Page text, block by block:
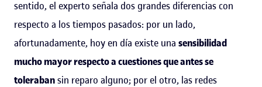
sentido, el experto señala dos grandes diferencias con
respecto a los tiempos pasados: por un lado,
afortunadamente, hoy en día existe una sensibilidad
mucho mayor respecto a cuestiones que antes se
tolerabansin reparo alguno; por el otro, las redes